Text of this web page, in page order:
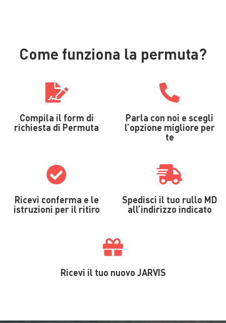
Come funziona la permuta?
Compila il form di
richiesta di Permuta
Parla con noi e scegli
l’opzione migliore per
te
Ricevi conferma e le
istruzioni per il ritiro
Spedisci il tuo rullo MD
all’indirizzo indicato
Ricevi il tuo nuovo JARVIS